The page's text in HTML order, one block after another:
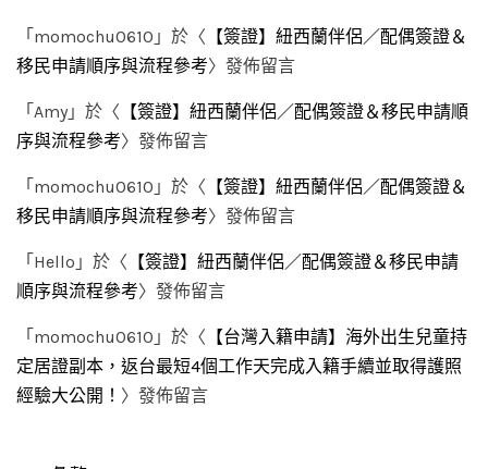
「 momochu0610 」於〈 【簽證】紐西蘭伴侶／配偶簽證＆
移民申請順序與流程參考〉發佈留言
「 Amy 」於〈 【簽證】紐西蘭伴侶／配偶簽證＆移民申請順
序與流程參考〉發佈留言
「 momochu0610 」於〈 【簽證】紐西蘭伴侶／配偶簽證＆
移民申請順序與流程參考〉發佈留言
「 Hello 」於〈 【簽證】紐西蘭伴侶／配偶簽證＆移民申請
順序與流程參考〉發佈留言
「 momochu0610 」於〈 【台灣入籍申請】海外出生兒童持
定居證副本，返台最短4個工作天完成入籍手續並取得護照
經驗大公開！ 〉發佈留言